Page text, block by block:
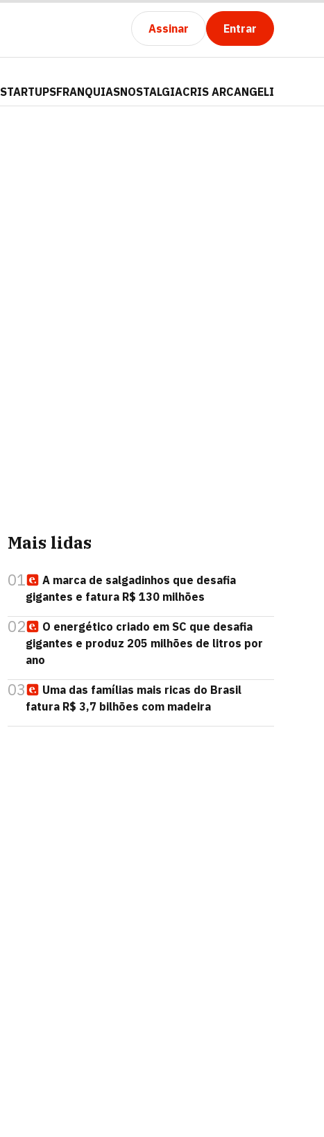
Assinar Entrar
STARTUPSFRANQUIASNOSTALGIACRIS ARCANGELI
Mais lidas
01
A marca de salgadinhos que desafia
gigantes e fatura R$ 130 milhões
02
O energético criado em SC que desafia
gigantes e produz 205 milhões de litros por
ano
03
Uma das famílias mais ricas do Brasil
fatura R$ 3,7 bilhões com madeira